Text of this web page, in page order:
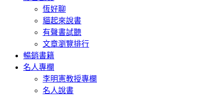
恆好聊
貓起來說書
有聲書試聽
文章瀏覽排行
暢銷書籍
名人專欄
李明憲教授專欄
名人說書